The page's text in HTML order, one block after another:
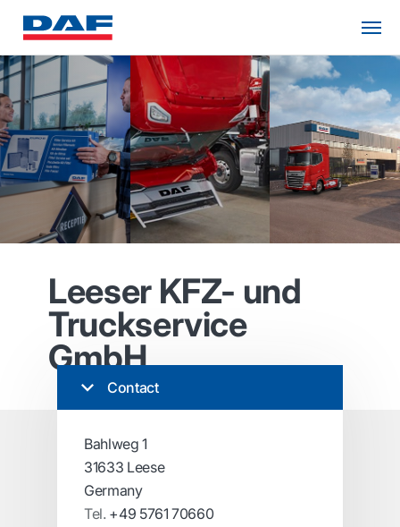
Leeser KFZ- und
Truckservice
GmbH
Contact
Bahlweg 1
31633 Leese
Germany
Tel. +49 5761 70660